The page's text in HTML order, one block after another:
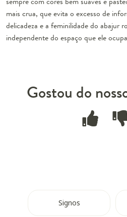
mais crua, que evita o excesso de
delicadeza e a feminilidade do abajur
independente do espaço que ele
Gostou do
Signos